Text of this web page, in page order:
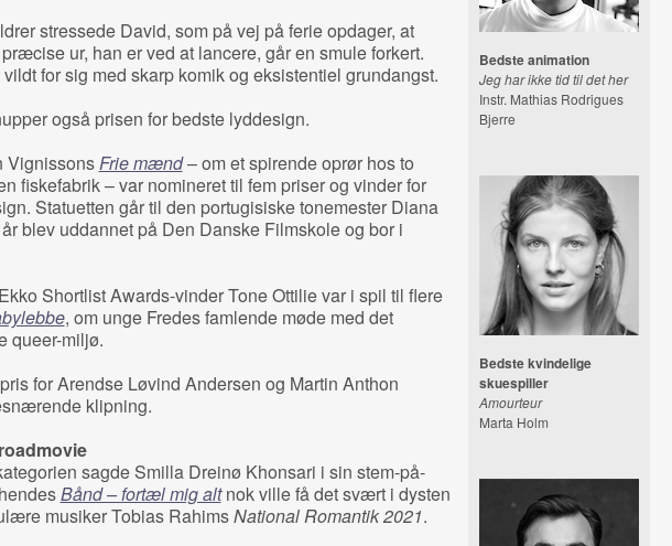
stressede David, som på vej på ferie opdager, at
ur, han er ved at lancere, går en smule forkert.
for sig med skarp komik og eksistentiel grundangst.
også prisen for bedste lyddesign.
VignissonsFrie mænd– om et spirende oprør hos to
fiskefabrik – var nomineret til fem priser og vinder for
Statuetten går til den portugisiske tonemester Diana
blev uddannet på Den Danske Filmskole og bor i
Shortlist Awards-vinder Tone Ottilie var i spil til flere
, om unge Fredes famlende møde med det
queer-miljø.
for Arendse Løvind Andersen og Martin Anthon
klipning.
sagde Smilla Dreinø Khonsari i sin stem-på-
Bånd – fortæl mig altnok ville få det svært i dysten
musiker Tobias RahimsNational Romantik 2021.
Bedste animation
Jeg har ikke tid til det her
Instr. Mathias Rodrigues
Bjerre
Bedste kvindelige
skuespiller
Amourteur
Marta Holm